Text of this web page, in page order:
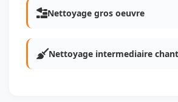
Nettoyage gros oeuvre
Nettoyage intermediaire